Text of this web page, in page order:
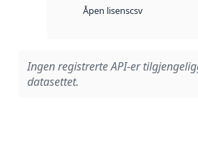
Åpen lisenscsv
Ingen registrerte API-er
datasettet.